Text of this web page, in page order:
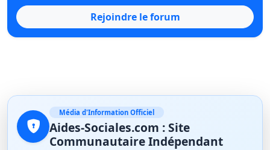
Rejoindre le forum
Média d'Information Officiel
Aides-Sociales.com : Site
Communautaire Indépendant